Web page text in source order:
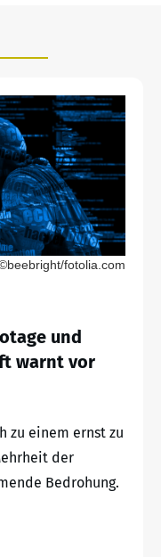
fotolia.com
und
warnt vor
zu einem ernst zu
der
Bedrohung.